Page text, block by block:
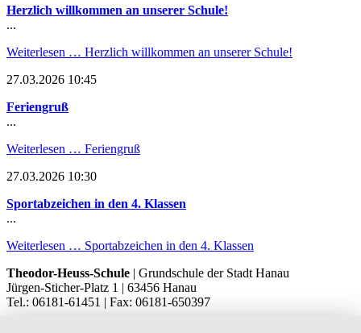
Herzlich willkommen an unserer Schule!
...
Weiterlesen … Herzlich willkommen an unserer Schule!
27.03.2026 10:45
Feriengruß
...
Weiterlesen … Feriengruß
27.03.2026 10:30
Sportabzeichen in den 4. Klassen
...
Weiterlesen … Sportabzeichen in den 4. Klassen
Theodor-Heuss-Schule | Grundschule der Stadt Hanau
Jürgen-Sticher-Platz 1 | 63456 Hanau
Tel.: 06181-61451 | Fax: 06181-650397